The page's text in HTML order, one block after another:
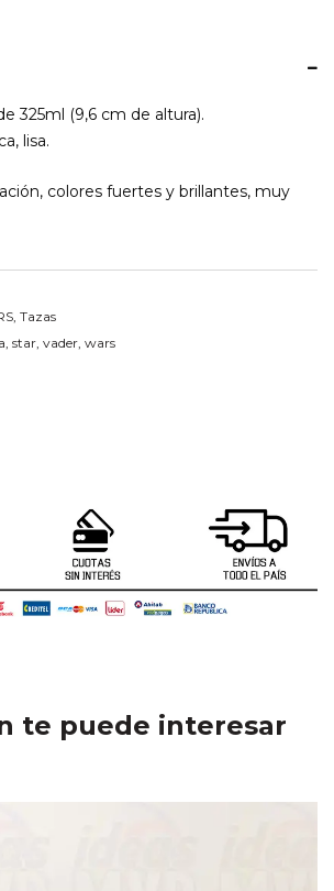
325ml (9,6 cm de altura).
lisa.
colores fuertes y brillantes, muy
, Tazas
, star, vader, wars
te puede interesar